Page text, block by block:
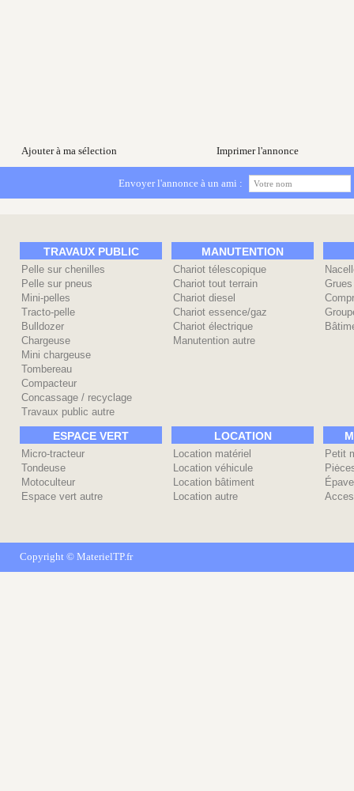
Ajouter à ma sélection Imprimer l'annonce
Envoyer l'annonce à un ami :
TRAVAUX PUBLIC
Pelle sur chenilles
Pelle sur pneus
Mini-pelles
Tracto-pelle
Bulldozer
Chargeuse
Mini chargeuse
Tombereau
Compacteur
Concassage / recyclage
Travaux public autre
MANUTENTION
Chariot télescopique
Chariot tout terrain
Chariot diesel
Chariot essence/gaz
Chariot électrique
Manutention autre
Grues
ESPACE VERT
Micro-tracteur
Tondeuse
Motoculteur
Espace vert autre
LOCATION
Location matériel
Location véhicule
Location bâtiment
Location autre
Petit
Épave
Copyright © MaterielTP.fr